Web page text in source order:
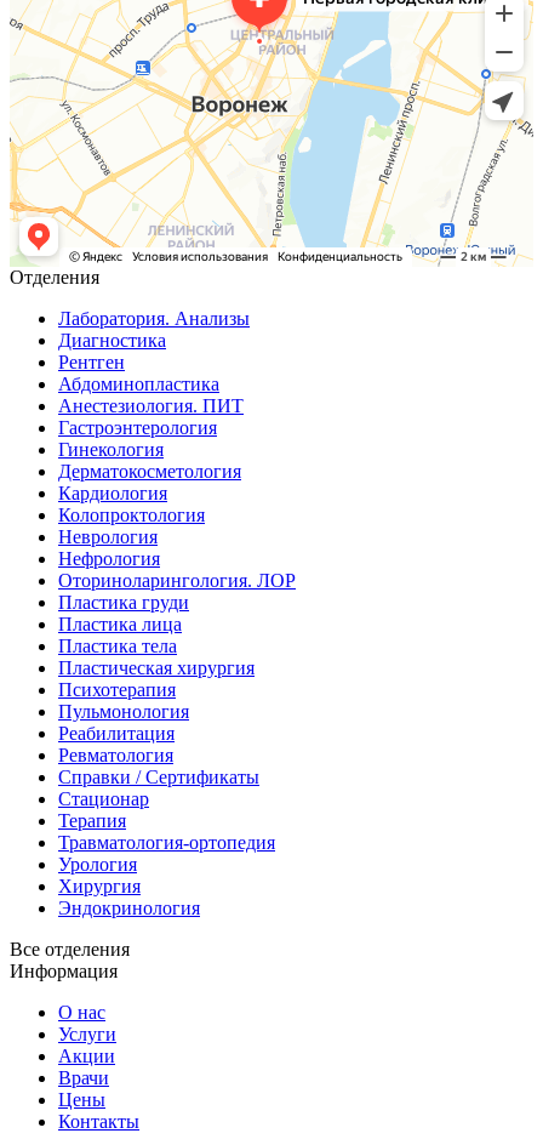
Отделения
Лаборатория. Анализы
Диагностика
Рентген
Абдоминопластика
Анестезиология. ПИТ
Гастроэнтерология
Гинекология
Дерматокосметология
Кардиология
Колопроктология
Неврология
Нефрология
Оториноларингология. ЛОР
Пластика груди
Пластика лица
Пластика тела
Пластическая хирургия
Психотерапия
Пульмонология
Реабилитация
Ревматология
Справки / Сертификаты
Стационар
Терапия
Травматология-ортопедия
Урология
Хирургия
Эндокринология
Все отделения
Информация
О нас
Услуги
Акции
Врачи
Цены
Контакты